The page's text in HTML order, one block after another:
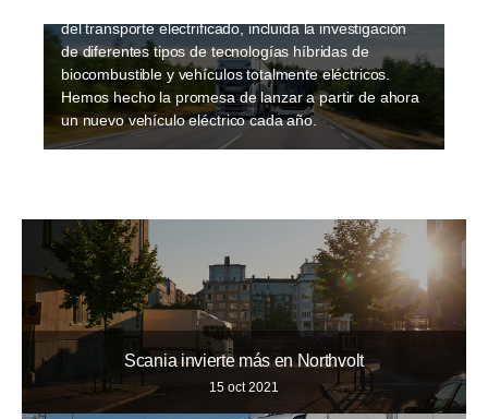
del transporte electrificado, incluida la investigación
de diferentes tipos de tecnologías híbridas de
biocombustible y vehículos totalmente eléctricos.
Hemos hecho la promesa de lanzar a partir de ahora
un nuevo vehículo eléctrico cada año.
Scania invierte más en Northvolt
15 oct 2021